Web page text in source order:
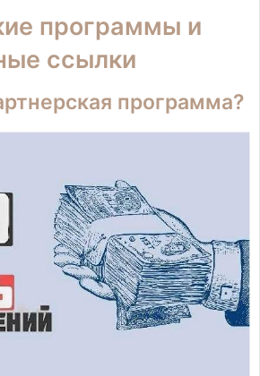
программы и
ссылки
программа?